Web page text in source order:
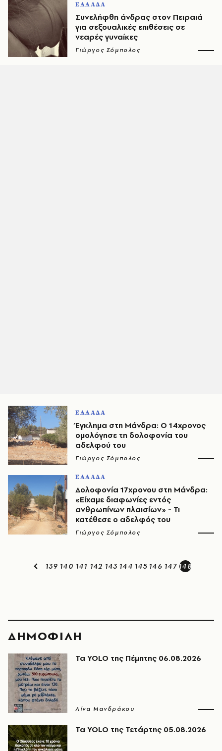
ΕΛΛΑΔΑ
Συνελήφθη άνδρας στον Πειραιά
για σεξουαλικές επιθέσεις σε
νεαρές γυναίκες
Γιώργος Σόμπολος
ΕΛΛΑΔΑ
Έγκλημα στη Μάνδρα: Ο 14χρονος
ομολόγησε τη δολοφονία του
αδελφού του
Γιώργος Σόμπολος
ΕΛΛΑΔΑ
Δολοφονία 17χρονου στη Μάνδρα:
«Είχαμε διαφωνίες εντός
ανθρωπίνων πλαισίων» - Τι
κατέθεσε ο αδελφός του
Γιώργος Σόμπολος
139 140 141 142 143 144 145 146 147 148
ΔΗΜΟΦΙΛΗ
Τα YOLO της Πέμπτης 06.08.2026
Λίνα Μανδράκου
Τα YOLO της Τετάρτης 05.08.2026